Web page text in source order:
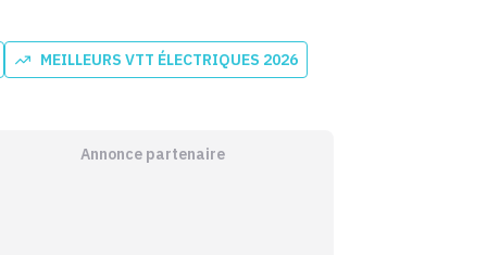
MEILLEURS VTT ÉLECTRIQUES 2026
Annonce partenaire